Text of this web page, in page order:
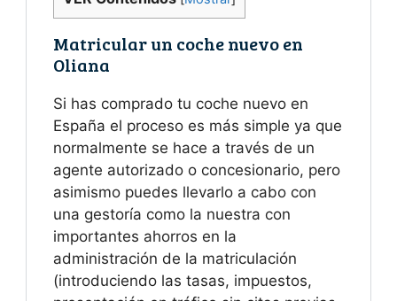
Matricular un coche nuevo en
Oliana
Si has comprado tu coche nuevo en
España el proceso es más simple ya que
normalmente se hace a través de un
agente autorizado o concesionario, pero
asimismo puedes llevarlo a cabo con
una gestoría como la nuestra con
importantes ahorros en la
administración de la matriculación
(introduciendo las tasas, impuestos,